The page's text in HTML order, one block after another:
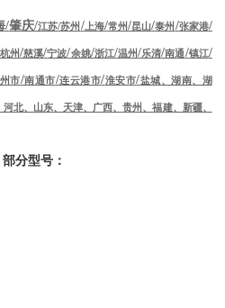
/肇庆/江苏/苏州 /上海/常州/昆山/泰州 /张家港/
杭州/慈溪/宁波/余姚/浙江/温州/乐清/南通/镇江/
市/南通市/连云港市/淮安市/盐城、湖南、湖
北、山东、天津、广西、贵州、福建、新疆、
部分型号：